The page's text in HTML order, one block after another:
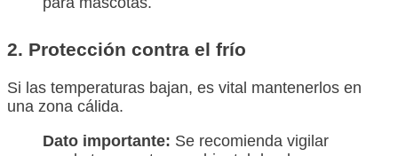
2. Protección contra el frío
Si las temperaturas bajan, es vital mantenerlos en
una zona cálida.
Dato importante: Se recomienda vigilar